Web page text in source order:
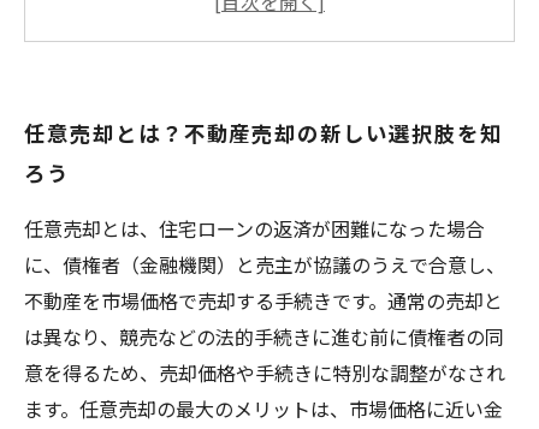
債権者との合意形成がカギ！任意売却の具体的
リットを解説
めのポイント
任意売却の手続きをスムーズにするための専門
家活用法
これで安心！初めての任意売却をわかりやすく
まとめた完全ガイド
任意売却とは？不動産売却の新しい選択肢を知
ろう
任意売却とは、住宅ローンの返済が困難になった場合
に、債権者（金融機関）と売主が協議のうえで合意し、
不動産を市場価格で売却する手続きです。通常の売却と
は異なり、競売などの法的手続きに進む前に債権者の同
意を得るため、売却価格や手続きに特別な調整がなされ
ます。任意売却の最大のメリットは、市場価格に近い金